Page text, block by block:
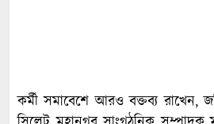
কর্মী সমাবেশে আরও বক্তব্য রাখেন,